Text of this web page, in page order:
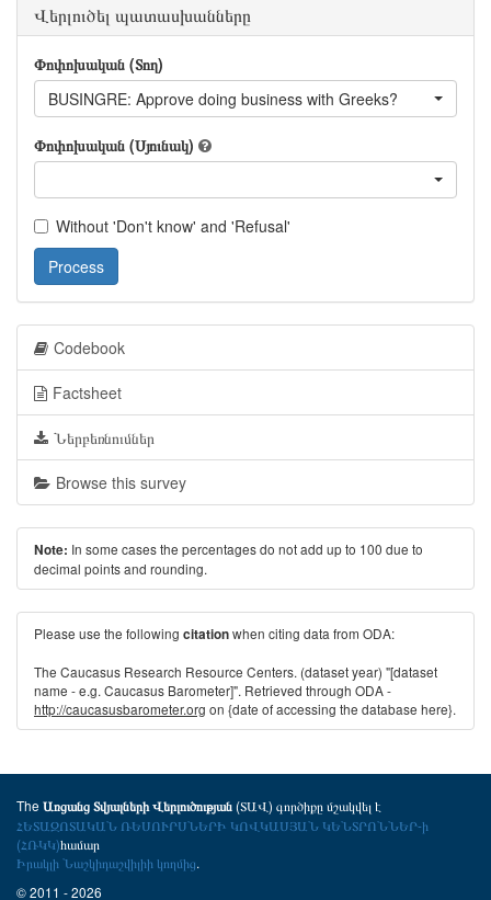
Վերլուծել պատասխանները
Փոփոխական (Տող)
BUSINGRE: Approve doing business with Greeks?
Փոփոխական (Սյունակ)
Without 'Don't know' and 'Refusal'
Process
Codebook
Factsheet
Ներբեռնումներ
Browse this survey
Note: In some cases the percentages do not add up to 100 due to
decimal points and rounding.
Please use the following citationwhen citing data from ODA:
The Caucasus Research Resource Centers. (dataset year) "[dataset
name - e.g. Caucasus Barometer]". Retrieved through ODA -
http://caucasusbarometer.org on {date of accessing the database here}.
The Առցանց Տվյալների Վերլուծության(ՏԱՎ) գործիքը մշակվել է
ՀԵՏԱԶՈՏԱԿԱՆ ՌԵՍՈՒՐՍՆԵՐԻ ԿՈՎԿԱՍՅԱՆ ԿԵՆՏՐՈՆՆԵՐ-ի
(ՀՌԿԿ)համար
Իրակլի Նաշկիդաշվիլիի կողմից.
© 2011 - 2026